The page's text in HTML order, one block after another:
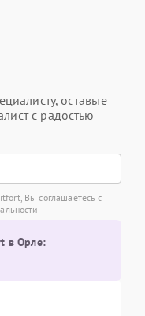
оставьте
с радостью
Вы соглашаетесь с
в Орле: